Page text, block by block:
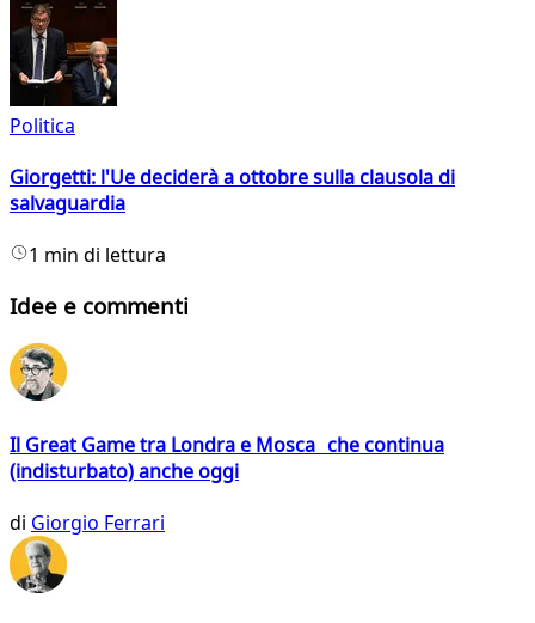
Politica
Giorgetti: l'Ue deciderà a ottobre sulla clausola di
salvaguardia
1 min di lettura
Idee e commenti
Il Great Game tra Londra e Mosca che continua
(indisturbato) anche oggi
di Giorgio Ferrari